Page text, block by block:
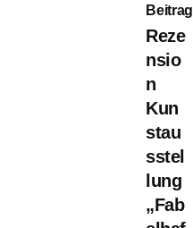
Beitrag
Reze
nsio
n
Kun
stau
sstel
lung
„Fab